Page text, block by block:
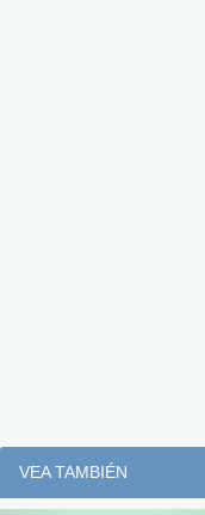
VEA TAMBIÉN